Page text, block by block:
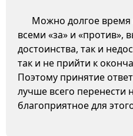
Можно долгое время
всеми «за» и «против»,
достоинства, так и
так и не прийти к
Поэтому принятие
лучше всего перенести
благоприятное для